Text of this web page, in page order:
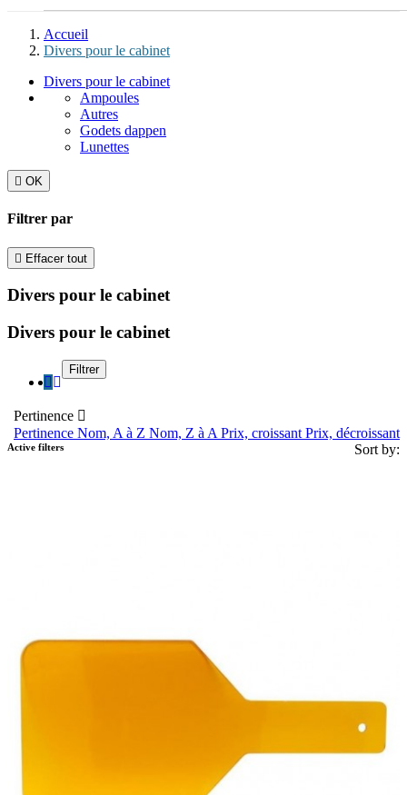
Accueil
Divers pour le cabinet
Divers pour le cabinet
Ampoules
Autres
Godets dappen
Lunettes
 OK
Filtrer par
 Effacer tout
Divers pour le cabinet
Divers pour le cabinet
Pertinence 
Pertinence Nom, A à Z Nom, Z à A Prix, croissant Prix, décroissant
Sort by:
Filtrer
Active filters